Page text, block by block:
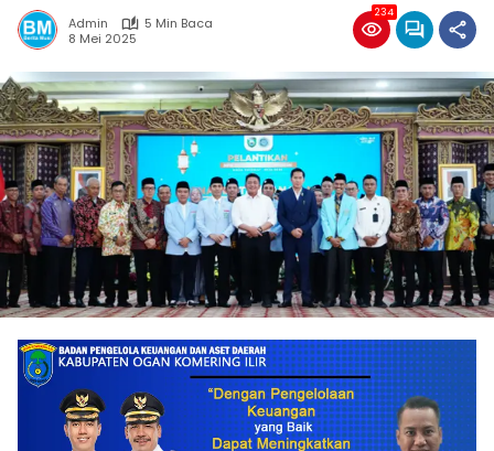
Admin
5 Min Baca
8 Mei 2025
234